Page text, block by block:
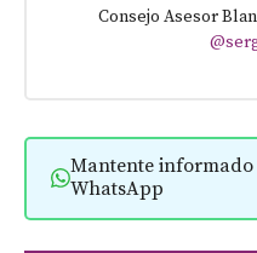
Consejo Asesor
Mantente informado
WhatsApp